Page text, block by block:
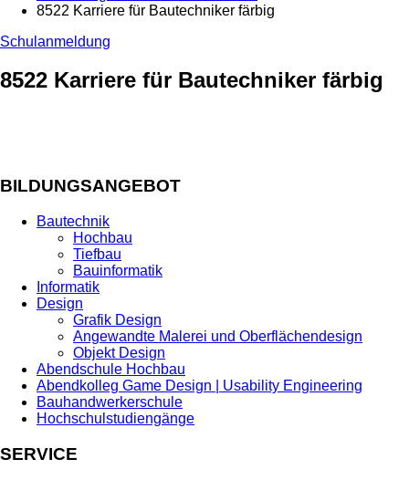
8522 Karriere für Bautechniker färbig
Schulanmeldung
8522 Karriere für Bautechniker färbig
BILDUNGSANGEBOT
Bautechnik
Hochbau
Tiefbau
Bauinformatik
Informatik
Design
Grafik Design
Angewandte Malerei und Oberflächendesign
Objekt Design
Abendschule Hochbau
Abendkolleg Game Design | Usability Engineering
Bauhandwerkerschule
Hochschulstudiengänge
SERVICE